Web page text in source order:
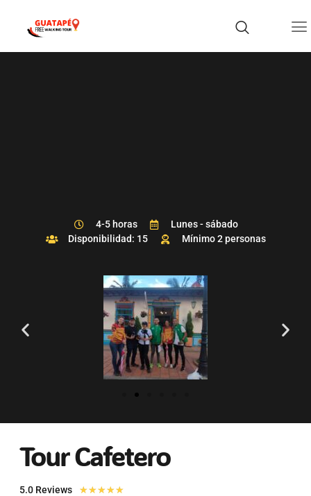
4-5 horas
Lunes - sábado
Disponibilidad: 15
Mínimo 2 personas
Tour Cafetero
5.0 Reviews ★★★★★